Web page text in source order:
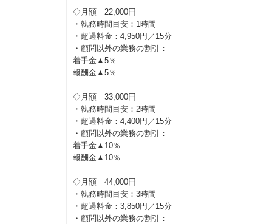
◇月額 22,000円
・執務時間目安：1時間
・超過料金：4,950円／15分
・顧問以外の業務の割引：
着手金▲5％
報酬金▲5％
◇月額 33,000円
・執務時間目安：2時間
・超過料金：4,400円／15分
・顧問以外の業務の割引：
着手金▲10％
報酬金▲10％
◇月額 44,000円
・執務時間目安：3時間
・超過料金：3,850円／15分
・顧問以外の業務の割引：